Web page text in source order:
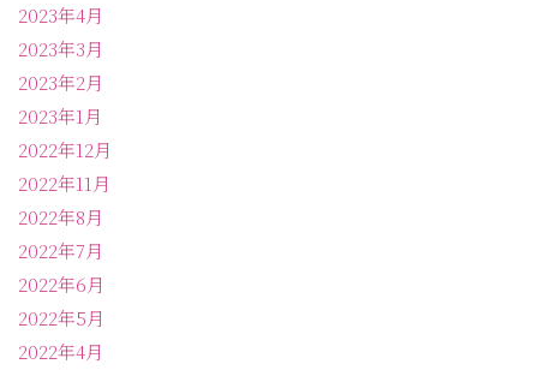
2023年4月
2023年3月
2023年2月
2023年1月
2022年12月
2022年11月
2022年8月
2022年7月
2022年6月
2022年5月
2022年4月